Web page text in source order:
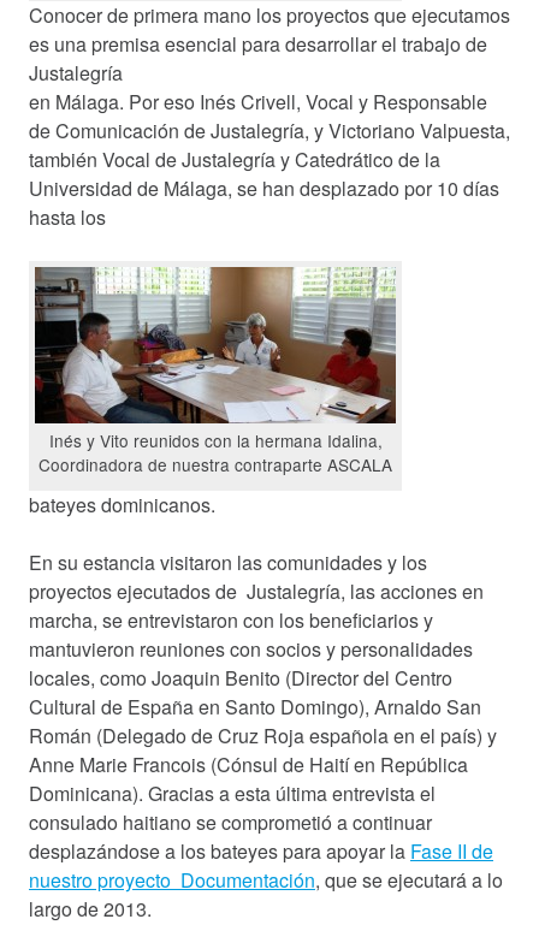
Donación
Voluntariado
Actualidad
Sala de Prensa
Galería de Fotos
Galería de Vídeos
Contactar
Conocer de primera mano los proyectos que ejecutamos
es una premisa esencial para desarrollar el trabajo de
Justalegría
en Málaga. Por eso Inés Crivell, Vocal y Responsable
de Comunicación de Justalegría, y Victoriano Valpuesta,
también Vocal de Justalegría y Catedrático de la
Universidad de Málaga, se han desplazado por 10 días
hasta los
Inés y Vito reunidos con la hermana Idalina,
Coordinadora de nuestra contraparte ASCALA
bateyes dominicanos.
En su estancia visitaron las comunidades y los
proyectos ejecutados de Justalegría, las acciones en
marcha, se entrevistaron con los beneficiarios y
mantuvieron reuniones con socios y personalidades
locales, como Joaquin Benito (Director del Centro
Cultural de España en Santo Domingo), Arnaldo San
Román (Delegado de Cruz Roja española en el país) y
Anne Marie Francois (Cónsul de Haití en República
Dominicana). Gracias a esta última entrevista el
consulado haitiano se comprometió a continuar
desplazándose a los bateyes para apoyar la Fase II de
nuestro proyecto Documentación, que se ejecutará a lo
largo de 2013.